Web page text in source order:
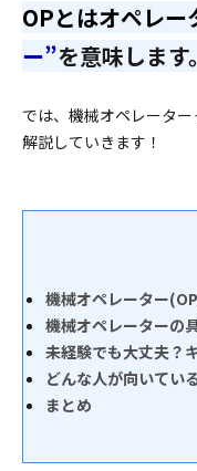
OPとはオペレー
ー”を意味します。
では、機械オペレータ
解説していきます！
機械オペレーター
機械オペレーターの
未経験でも大丈夫？
どんな人が向いてい
まとめ